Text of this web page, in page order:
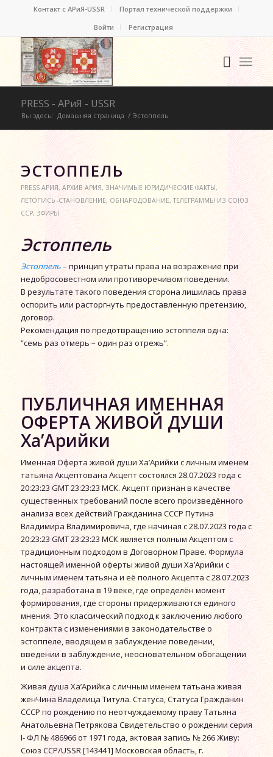
Контакт c АРиЯ-USSR
Портал технической поддержки
Войти
Регистрация
PRESS - АРиЯ - USSR
Вы здесь: Домашняя страница / Эстоппель
ЭСТОППЕЛЬ
PRESS АРИЯ, АРХИВ АРИЯ,ЗНАЧИМЫЕ ЮРИДИЧЕСКИЕ ФАКТЫ,
ЛЕТОПИСЬ -СТАНОВЛЕНИЕ,ОБНАРОДОВАНИЕ,ТЕЛЕГРАММЫ ИЗ СОЮЗ
ССР, ЭФИРЫ
Эстоппель
Эстоппель– принцип утраты права на возражение при
недобросовестном или противоречивом поведении.
В результате такого поведения сторона лишилась права
оспорить или расторгнуть предоставленную претензию,
договор.
Рекомендация по предотвращению эстоппеля одна:
“семь раз отмерь – один раз отрежь”.
ПУБЛИЧНАЯ ИМЕННАЯ
ОФЕРТА ЖИВОЙ ДУШИ
Ха’Арийки
Именная Оферта живой души Ха’Арийки с личным именем
татьяна Акцептована Акцепт состоялся 28.07.2023 года с
20:23:23 GMT 23:23:23 МСК. Акцепт признан в качестве
существенных требований после всего произведённого
анализа всех действий Гражданина СССР Путина
Владимира Владимировича, где начиная с 28.07.2023 года с
20:23:23 GMT 23:23:23 МСК является полным Акцептом с
традиционным подходом в Договорном Праве. Формула
настоящей именной оферты живой души Ха’Арийки с
личным именем татьяна и её полного Акцепта с 28.07.2023
года, разработана в 19 веке, где определён момент
формирования, где стороны придерживаются единого
мнения. Это классический подход к заключению любого
контракта с изменениями в законодательстве о
эстоппеле, вводящем в заблуждение поведении,
введении в заблуждение, неосновательном обогащении
и силе акцепта.
Живая душа Ха’Арийка с личным именем татьана живая
женЧина Владелица Титула. Статуса, Статуса Гражданин
СССР по рождению по неотчуждаемому праву Татьяна
Анатольевна Петрякова Свидетельство о рождении серия
I- ФЛ № 486966 от 1971 года, актовая запись № 266 Живу:
Союз ССР/USSR [143441] Московская область, г.